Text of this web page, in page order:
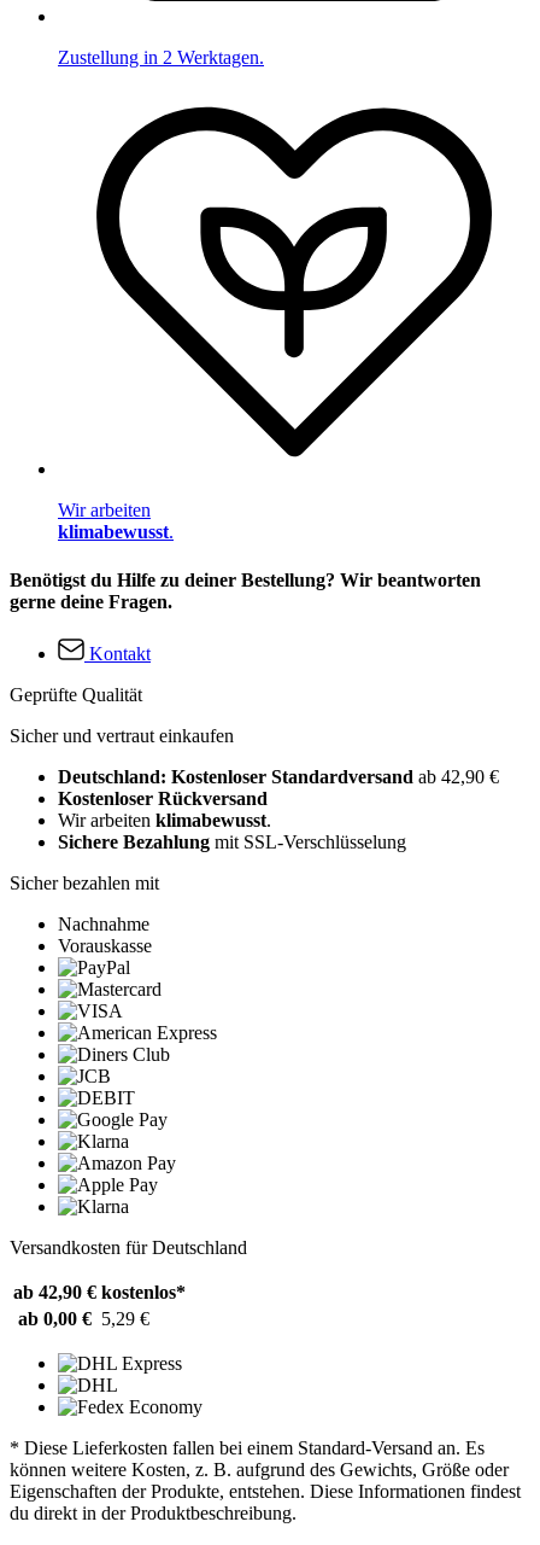
Zustellung in 2 Werktagen.
Wir arbeiten
klimabewusst.
Benötigst du Hilfe zu deiner Bestellung? Wir beantworten
gerne deine Fragen.
Kontakt
Geprüfte Qualität
Sicher und vertraut einkaufen
Deutschland: Kostenloser Standardversand ab 42,90 €
Kostenloser Rückversand
Wir arbeiten klimabewusst.
Sichere Bezahlung mit SSL-Verschlüsselung
Sicher bezahlen mit
Nachnahme
Vorauskasse
Versandkosten für Deutschland
ab 42,90 € kostenlos*
ab 0,00 € 5,29 €
* Diese Lieferkosten fallen bei einem Standard-Versand an. Es
können weitere Kosten, z. B. aufgrund des Gewichts, Größe oder
Eigenschaften der Produkte, entstehen. Diese Informationen findest
du direkt in der Produktbeschreibung.